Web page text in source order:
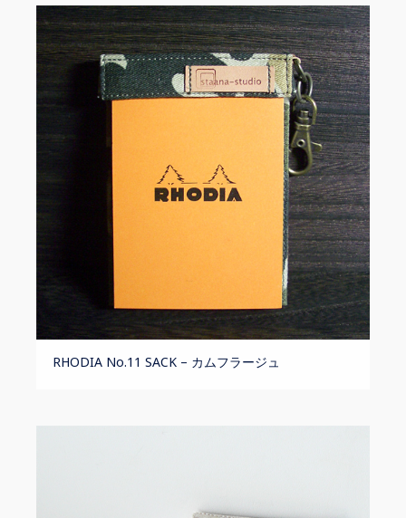
RHODIA No.11 SACK – カムフラージュ